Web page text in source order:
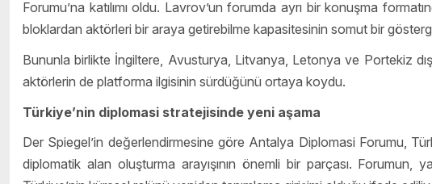
Forumu’na katılımı oldu. Lavrov’un forumda ayrı bir konuşma
bloklardan aktörleri bir araya getirebilme kapasitesinin somut bir
Bununla birlikte İngiltere, Avusturya, Litvanya, Letonya ve Portekiz
aktörlerin de platforma ilgisinin sürdüğünü ortaya koydu.
Türkiye’nin diplomasi stratejisinde yeni aşama
Der Spiegel’in değerlendirmesine göre Antalya Diplomasi Forumu,
diplomatik alan oluşturma arayışının önemli bir parçası. Forumun,